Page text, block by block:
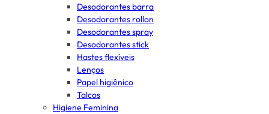
Desodorantes barra
Desodorantes rollon
Desodorantes spray
Desodorantes stick
Hastes flexíveis
Lenços
Papel higiênico
Talcos
Higiene Feminina